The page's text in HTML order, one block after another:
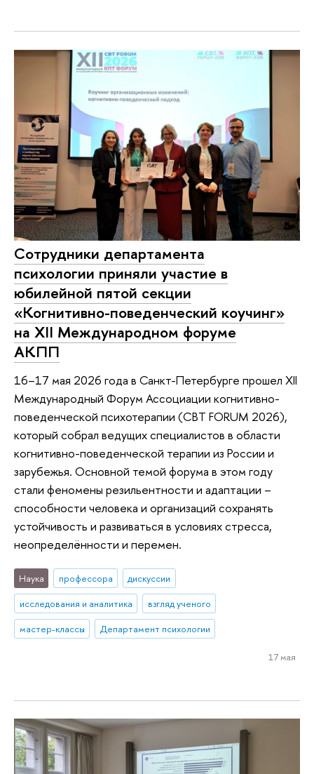
Сотрудники департамента
психологии приняли участие в
юбилейной пятой секции
«Когнитивно-поведенческий коучинг»
на XII Международном форуме
АКПП
16–17 мая 2026 года в Санкт-Петербурге прошел XII
Международный Форум Ассоциации когнитивно-
поведенческой психотерапии (CBT FORUM 2026),
который собрал ведущих специалистов в области
когнитивно-поведенческой терапии из России и
зарубежья. Основной темой форума в этом году
стали феномены резильентности и адаптации –
способности человека и организаций сохранять
устойчивость и развиваться в условиях стресса,
неопределённости и перемен.
Наука профессора
дискуссии
исследования и аналитика
взгляд ученого
мастер-классы
Департамент психологии
17 мая